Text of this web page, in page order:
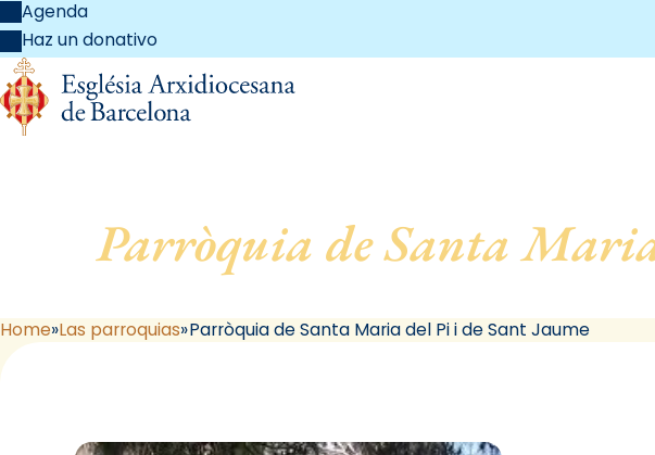
Agenda
Haz un donativo
Parròquia de Santa
Home Las parroquias Parròquia de Santa Maria del Pi i de Sant Jaume